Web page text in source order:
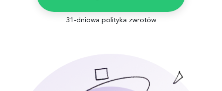
31-dniowa polityka zwrotów